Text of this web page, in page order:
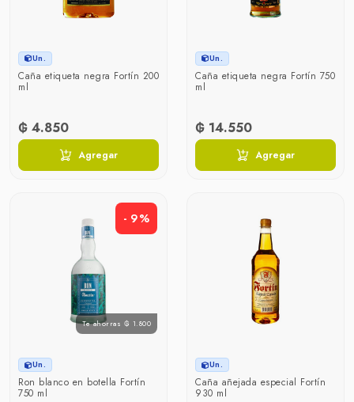
Un.
Caña etiqueta negra Fortín 200
ml
₲ 4.850
Agregar
Un.
Caña etiqueta negra Fortín 750
ml
₲ 14.550
Agregar
Te ahorras ₲ 1.800
- 9%
Un.
Ron blanco en botella Fortín
750 ml
Un.
Caña añejada especial Fortín
930 ml